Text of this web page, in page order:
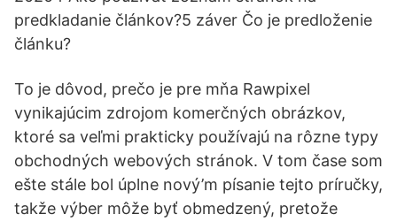
predkladanie článkov?5 záver Čo je predloženie
článku?
To je dôvod, prečo je pre mňa Rawpixel
vynikajúcim zdrojom komerčných obrázkov,
ktoré sa veľmi prakticky používajú na rôzne typy
obchodných webových stránok. V tom čase som
ešte stále bol úplne nový’m písanie tejto príručky,
takže výber môže byť obmedzený, pretože